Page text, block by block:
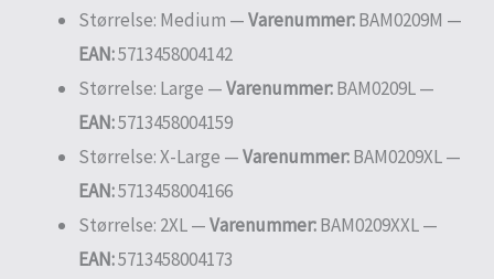
Størrelse: Medium —Varenummer:BAM0209M —
EAN:5713458004142
Størrelse: Large —Varenummer:BAM0209L —
EAN:5713458004159
Størrelse: X-Large —Varenummer:BAM0209XL —
EAN:5713458004166
Størrelse: 2XL —Varenummer:BAM0209XXL —
EAN:5713458004173